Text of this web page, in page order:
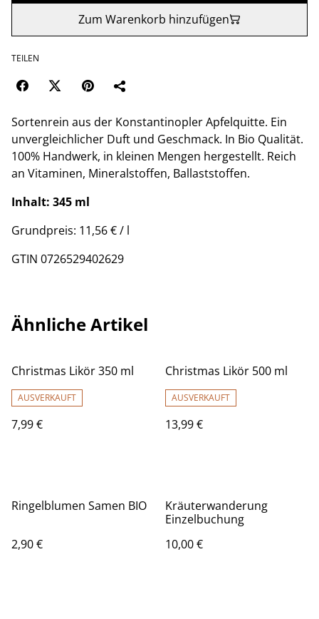
Zum Warenkorb hinzufügen
TEILEN
Sortenrein aus der Konstantinopler Apfelquitte. Ein
unvergleichlicher Duft und Geschmack. In Bio Qualität.
100% Handwerk, in kleinen Mengen hergestellt. Reich
an Vitaminen, Mineralstoffen, Ballaststoffen.
Inhalt: 345 ml
Grundpreis: 11,56 € / l
GTIN 0726529402629
Ähnliche Artikel
Christmas Likör 350 ml
AUSVERKAUFT
7,99 €
Christmas Likör 500 ml
AUSVERKAUFT
13,99 €
Ringelblumen Samen BIO
2,90 €
Kräuterwanderung
Einzelbuchung
10,00 €